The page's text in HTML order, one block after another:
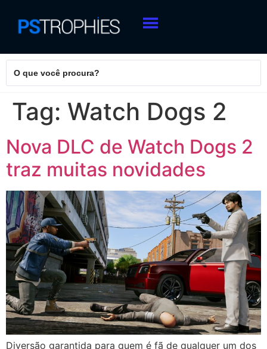
Tag: Watch Dogs 2
Nova DLC de Watch Dogs 2
traz muitas novidades
Diversão garantida para quem é fã de qualquer um dos